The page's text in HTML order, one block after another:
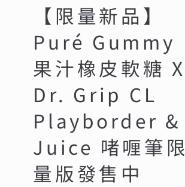
【限量新品】
Puré Gummy
果汁橡皮軟糖 X
Dr. Grip CL
Playborder &
Juice 啫喱筆限
量版發售中